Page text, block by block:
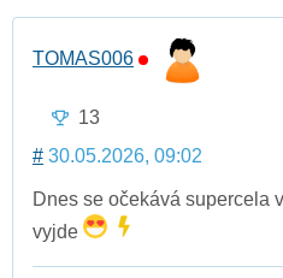
TOMAS006
13
# 30.05.2026, 09:02
Dnes se očekává supercela
vyjde